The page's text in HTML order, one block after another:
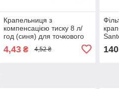
Крапельниця з
компенсацією тиску 8 л/
год (синя) для точкового
SantehPlast SL-015
4,43₴ 4,52 ₴ 140